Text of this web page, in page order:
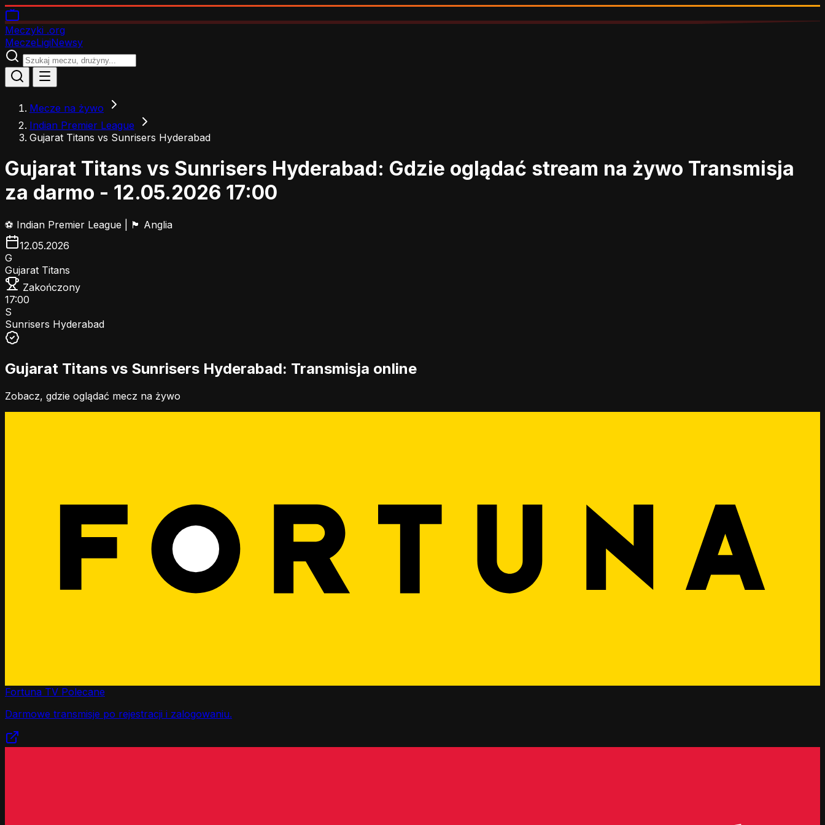
Meczyki .org
MeczeLigiNewsy
Mecze na żywo
Indian Premier League
Gujarat Titans vs Sunrisers Hyderabad
Gujarat Titans vs Sunrisers Hyderabad: Gdzie oglądać stream na żywo Transmisja
za darmo - 12.05.2026 17:00
⚽ Indian Premier League
🏴󠁧󠁢󠁥󠁮󠁧󠁿 Anglia
12.05.2026
G
Gujarat Titans
Zakończony
17:00
S
Sunrisers Hyderabad
Gujarat Titans vs Sunrisers Hyderabad: Transmisja online
Zobacz, gdzie oglądać mecz na żywo
Fortuna TV Polecane
Darmowe transmisje po rejestracji i zalogowaniu.